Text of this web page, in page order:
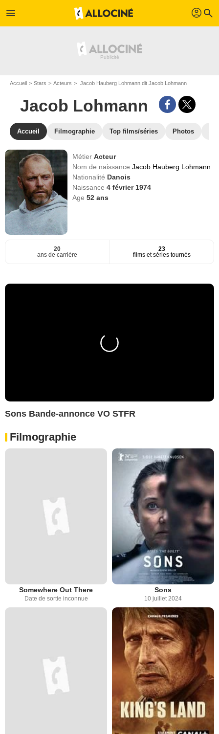
menu profil search
Accueil Stars Acteurs Jacob Hauberg Lohmann dit Jacob Lohmann
Jacob Lohmann
Accueil Filmographie Top films/séries Photos
MétierActeur
Nom de naissanceJacob Hauberg Lohmann
Nationalité Danois
Naissance4 février 1974
Age52 ans
20
ans de carrière
23
films et séries tournés
Sons Bande-annonce VO STFR
Filmographie
Somewhere Out There
Date de sortie inconnue
Sons
10 juillet 2024